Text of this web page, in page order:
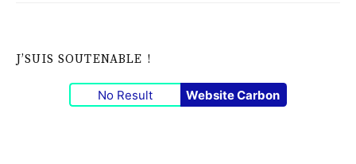
J’SUIS SOUTENABLE !
No Result Website Carbon